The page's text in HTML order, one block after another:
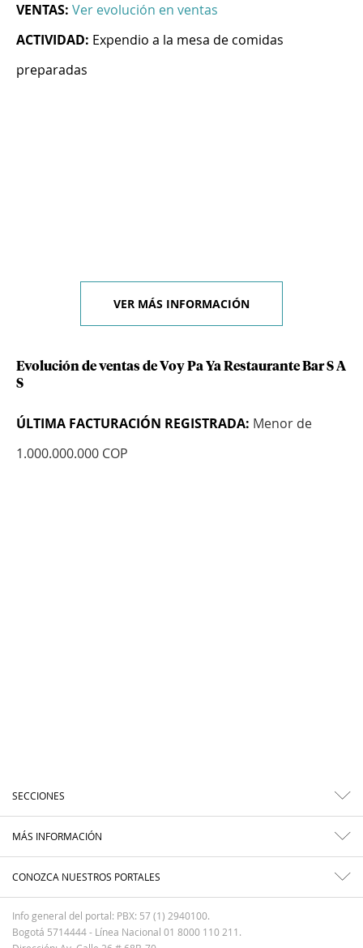
VENTAS: Ver evolución en ventas
ACTIVIDAD: Expendio a la mesa de comidas
preparadas
VER MÁS INFORMACIÓN
Evolución de ventas de Voy Pa Ya Restaurante Bar S A
S
ÚLTIMA FACTURACIÓN REGISTRADA: Menor de
1.000.000.000 COP
SECCIONES
MÁS INFORMACIÓN
CONOZCA NUESTROS PORTALES
Info general del portal: PBX: 57 (1) 2940100.
Bogotá 5714444 - Línea Nacional 01 8000 110 211.